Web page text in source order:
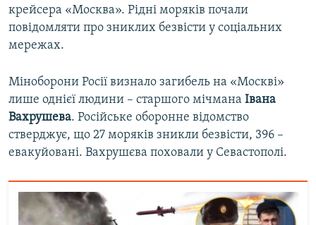
крейсера «Москва». Рідні моряків почали
повідомляти про зниклих безвісти у соціальних
мережах.
Міноборони Росії визнало загибель на «Москві»
лише однієї людини – старшого мічмана Івана
Вахрушева. Російське оборонне відомство
стверджує, що 27 моряків зникли безвісти, 396 –
евакуйовані. Вахрушєва поховали у Севастополі.